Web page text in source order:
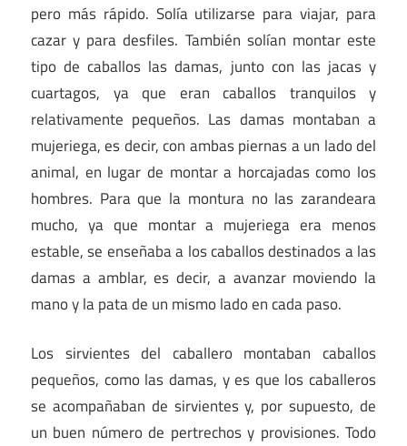
pero más rápido. Solía utilizarse para viajar, para
cazar y para desfiles. También solían montar este
tipo de caballos las damas, junto con las jacas y
cuartagos, ya que eran caballos tranquilos y
relativamente pequeños. Las damas montaban a
mujeriega, es decir, con ambas piernas a un lado del
animal, en lugar de montar a horcajadas como los
hombres. Para que la montura no las zarandeara
mucho, ya que montar a mujeriega era menos
estable, se enseñaba a los caballos destinados a las
damas a amblar, es decir, a avanzar moviendo la
mano y la pata de un mismo lado en cada paso.
Los sirvientes del caballero montaban caballos
pequeños, como las damas, y es que los caballeros
se acompañaban de sirvientes y, por supuesto, de
un buen número de pertrechos y provisiones. Todo